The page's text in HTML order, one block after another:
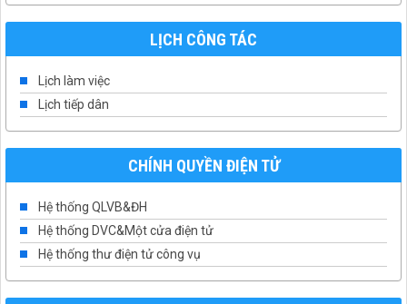
LỊCH CÔNG TÁC
Lịch làm việc
Lịch tiếp dân
CHÍNH QUYỀN ĐIỆN TỬ
Hệ thống QLVB&ĐH
Hệ thống DVC&Một cửa điện tử
Hệ thống thư điện tử công vụ